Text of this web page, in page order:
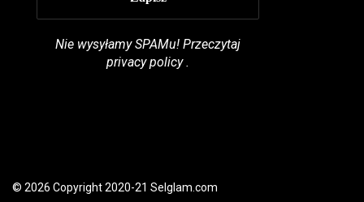
Nie wysyłamy SPAMu! Przeczytaj
privacy policy.
© 2026 Copyright 2020-21 Selglam.com